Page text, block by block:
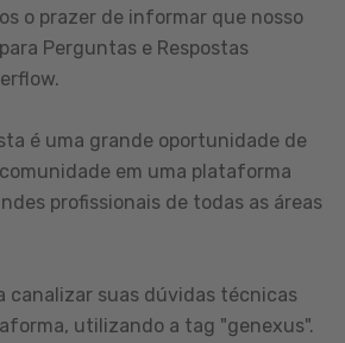
o prazer de informar que nosso
Perguntas e Respostas
é uma grande oportunidade de
em uma plataforma
profissionais de todas as áreas
canalizar suas dúvidas técnicas
utilizando a tag "genexus".